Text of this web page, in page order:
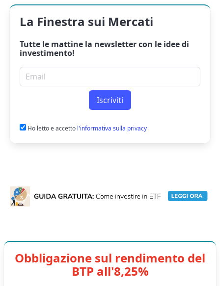
La Finestra sui Mercati
Tutte le mattine la newslettercon le idee di
investimento!
Email per newsletter
Iscriviti
Ho letto e accetto l'informativa sulla privacy
Obbligazione sul rendimento del
BTP all'8,25%